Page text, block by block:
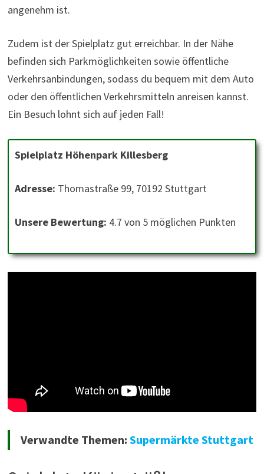
angenehm ist.
Zudem ist der Spielplatz gut erreichbar. In der Nähe
befinden sich Parkmöglichkeiten sowie öffentliche
Verkehrsanbindungen, sodass du bequem mit dem Auto
oder den öffentlichen Verkehrsmitteln anreisen kannst.
Ein Besuch lohnt sich auf jeden Fall!
Spielplatz Höhenpark Killesberg
Adresse: Thomastraße 99, 70192 Stuttgart
Unsere Bewertung: 4.7 von 5 möglichen Punkten
Verwandte Themen: Supermärkte Stuttgart